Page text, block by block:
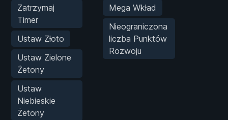
Zatrzymaj
Timer
Ustaw Złoto
Ustaw Zielone
Żetony
Ustaw
Niebieskie
Żetony
Mega Wkład
Nieograniczona
liczba Punktów
Rozwoju